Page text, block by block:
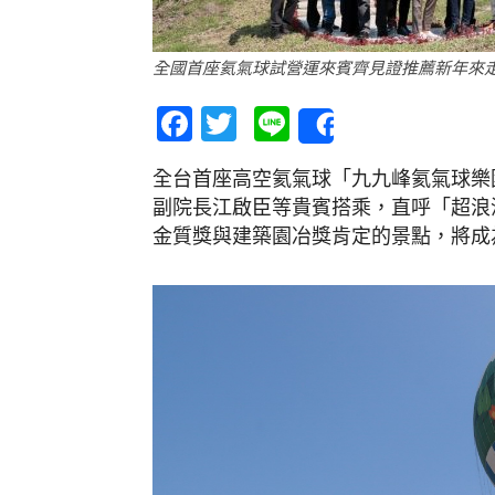
全國首座氦氣球試營運來賓齊見證推薦新年來
Facebook
Twitter
Line
全台首座高空氦氣球「九九峰氦氣球
副院長江啟臣等貴賓搭乘，直呼「超
金質獎與建築園冶獎肯定的景點，將